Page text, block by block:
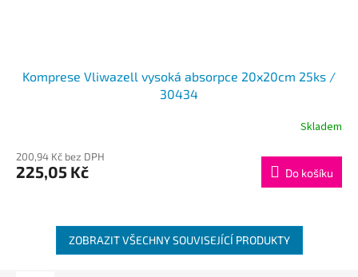
Komprese Vliwazell vysoká absorpce 20x20cm 25ks /
30434
Skladem
200,94 Kč bez DPH
225,05 Kč Do košíku
ZOBRAZIT VŠECHNY SOUVISEJÍCÍ PRODUKTY